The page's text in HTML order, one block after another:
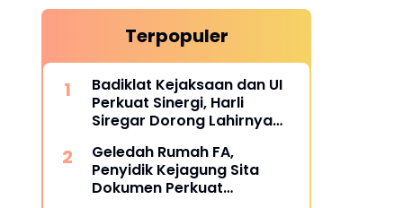
Terpopuler
Badiklat Kejaksaan dan UI
Perkuat Sinergi, Harli
Siregar Dorong Lahirnya
Kejaksaan
Geledah Rumah FA,
Penyidik Kejagung Sita
Dokumen Perkuat